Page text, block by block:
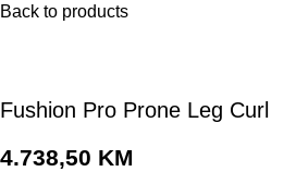
Back to products
Fushion Pro Prone Leg Curl
4.738,50 KM